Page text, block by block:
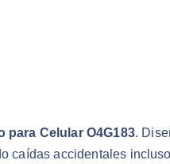
para Celular O4G183.
caídas accidentales